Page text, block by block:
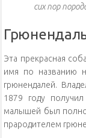
сих пор
Эта прекрасная
имя по названию
грюнендалей.
1879 году
малышей был
прародителем